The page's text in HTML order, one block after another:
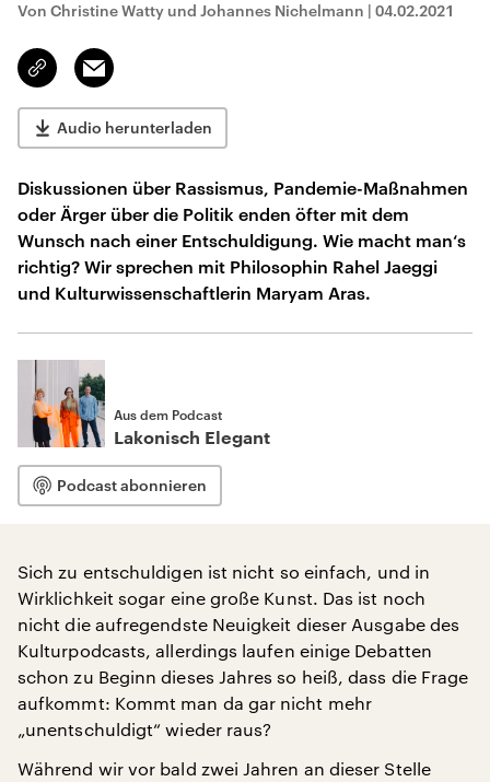
Von Christine Watty und Johannes Nichelmann | 04.02.2021
Link
kopieren/teilen
Email
Audio herunterladen
Diskussionen über Rassismus, Pandemie-Maßnahmen
oder Ärger über die Politik enden öfter mit dem
Wunsch nach einer Entschuldigung. Wie macht man‘s
richtig? Wir sprechen mit Philosophin Rahel Jaeggi
und Kulturwissenschaftlerin Maryam Aras.
Aus dem Podcast
Lakonisch Elegant
Podcast abonnieren
Sich zu entschuldigen ist nicht so einfach, und in
Wirklichkeit sogar eine große Kunst. Das ist noch
nicht die aufregendste Neuigkeit dieser Ausgabe des
Kulturpodcasts, allerdings laufen einige Debatten
schon zu Beginn dieses Jahres so heiß, dass die Frage
aufkommt: Kommt man da gar nicht mehr
„unentschuldigt“ wieder raus?
Während wir vor bald zwei Jahren an dieser Stelle